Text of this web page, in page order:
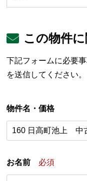
この物件
下記フォームに必要
を送信してください。
物件名・価格
お名前 必須